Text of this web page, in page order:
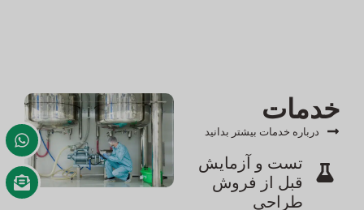
خدمات
درباره خدمات بیشتر بدانید
تست و آزمایش
قبل از فروش
طراحی